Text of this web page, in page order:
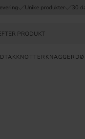
Unike produkter 30
KNOTTER KNAGGER